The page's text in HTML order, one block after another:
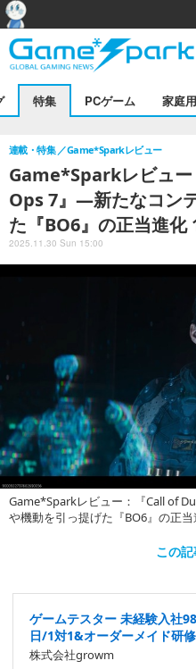
特集 PCゲーム 家庭
Game*Sparkレビュ
Ops 7』―新たなコン
た『BO6』の正当進化
連載・特集 Game*Sparkレビュー
2025.11.30 Sun 15:00
Game*Sparkレビュー：『Call of
や機動を引っ提げた『BO6』の正
この
ゲームテスター 未経験入社
日/1対1&オーダーメイド研修
株式会社growm